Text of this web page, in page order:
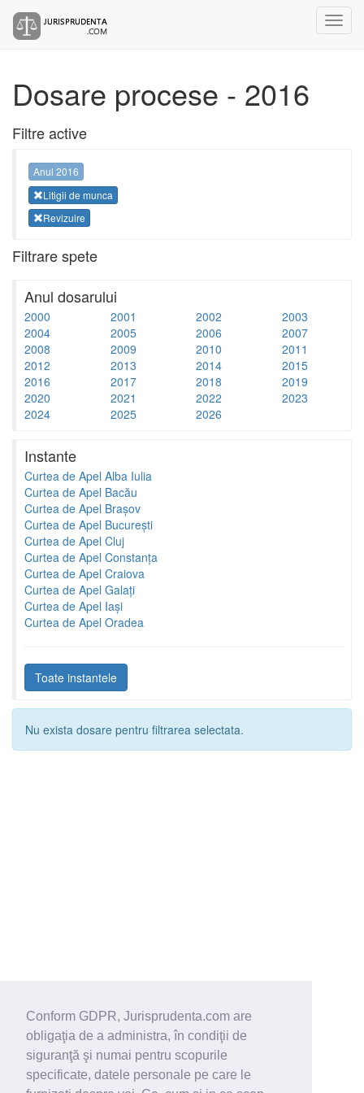
Conform GDPR, Jurisprudenta.com are
obligaţia de a administra, în condiţii de
siguranţă şi numai pentru scopurile
specificate, datele personale pe care le
Dosare procese - 2016
Filtre active
Anul 2016
Litigii de munca
Revizuire
Filtrare spete
Anul dosarului
2000 2001 2002
2003
2004
2005 2006
2007
2008
2009 2010
2011
2012
2013 2014
2015
2016
2017 2018
2019
2020
2021 2022
2023
2024
2025 2026
Instante
Curtea de Apel Alba Iulia
Curtea de Apel Bacău
Curtea de Apel Brașov
Curtea de Apel București
Curtea de Apel Cluj
Curtea de Apel Constanța
Curtea de Apel Craiova
Curtea de Apel Galați
Curtea de Apel Iași
Curtea de Apel Oradea
Toate instantele
Nu exista dosare pentru filtrarea selectata.